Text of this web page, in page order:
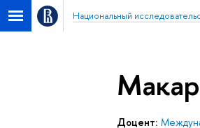
Национальный
доцент: